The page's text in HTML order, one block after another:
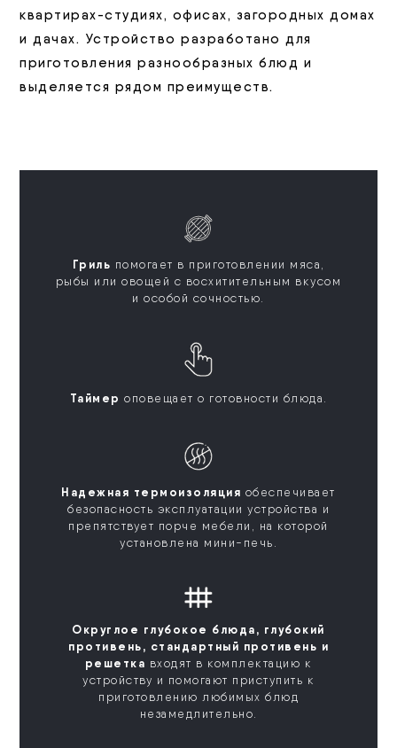
квартирах-студиях, офисах, загородных домах
и дачах. Устройство разработано для
приготовления разнообразных блюд и
выделяется рядом преимуществ.
Гриль помогает в приготовлении мяса,
рыбы или овощей с восхитительным вкусом
и особой сочностью.
Таймер оповещает о готовности блюда.
Надежная термоизоляция обеспечивает
безопасность эксплуатации устройства и
препятствует порче мебели, на которой
установлена мини-печь.
Округлое глубокое блюда, глубокий
противень, стандартный противень и
решетка входят в комплектацию к
устройству и помогают приступить к
приготовлению любимых блюд
незамедлительно.